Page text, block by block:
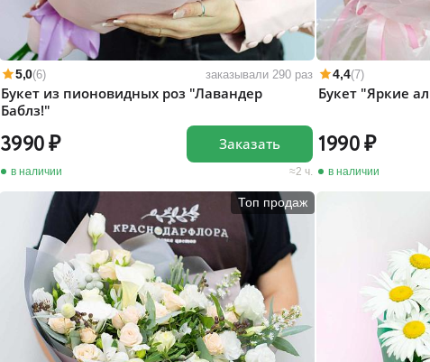
5,0(6) заказывали 290 раз
Букет из пионовидных роз "Лавандер
Баблз!"
3990
в наличии 2 ч.
Заказать
4,4(7)
Букет "Яркие
1990
в наличии
Топ продаж